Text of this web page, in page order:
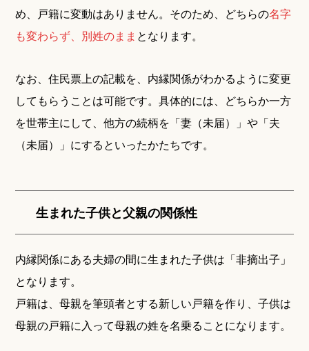
め、戸籍に変動はありません。そのため、どちらの名字
も変わらず、別姓のまま となります。
なお、住民票上の記載を、内縁関係がわかるように変更
してもらうことは可能です。具体的には、どちらか一方
を世帯主にして、他方の続柄を「妻（未届）」や「夫
（未届）」にするといったかたちです。
生まれた子供と父親の関係性
内縁関係にある夫婦の間に生まれた子供は「非摘出子」
となります。
戸籍は、母親を筆頭者とする新しい戸籍を作り、子供は
母親の戸籍に入って母親の姓を名乗ることになります。